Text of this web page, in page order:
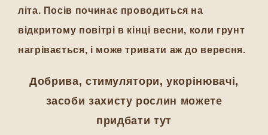
літа. Посів починає проводиться на
відкритому повітрі в кінці весни, коли грунт
нагрівається, і може тривати аж до вересня.
Добрива, стимулятори, укорінювачі,
засоби захисту рослин можете
придбати тут